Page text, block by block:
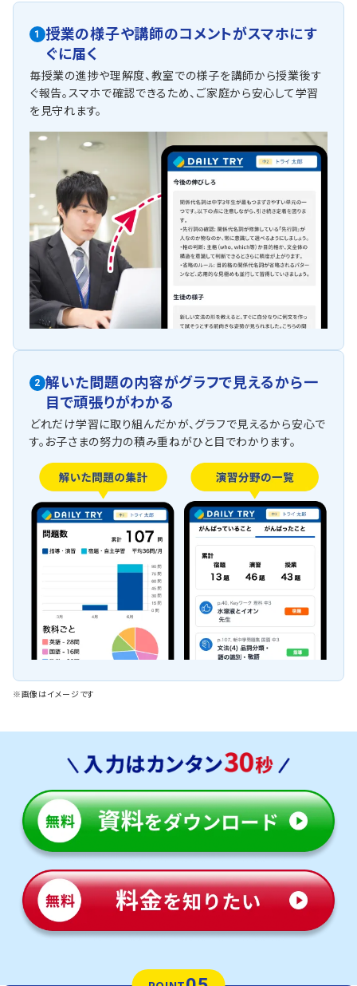
1
授業の様子や講師のコメントがスマホにす
ぐに届く
毎授業の進捗や理解度、教室での様子を講師から授業後す
ぐ報告。スマホで確認できるため、ご家庭から安心して学習
を見守れます。
2 解いた問題の内容がグラフで見えるから一
目で頑張りがわかる
どれだけ学習に取り組んだかが、グラフで見えるから安心で
す。お子さまの努力の積み重ねがひと目でわかります。
※画像はイメージです